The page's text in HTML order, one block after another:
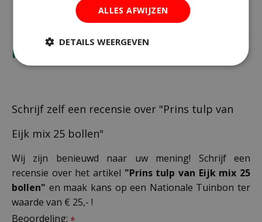
Recensies
Schrijf zelf een recensie over "Prins tulp van
Eijk mix 25 bollen"
Wij zijn benieuwd naar uw mening! Schrijf een
recensie over het artikel "Prins tulp van Eijk mix 25
bollen" en maak kans op een Nationale Tuinbon ter
waarde van € 25,- !
Beoordeling:
ALLES AFWIJZEN
DETAILS WEERGEVEN